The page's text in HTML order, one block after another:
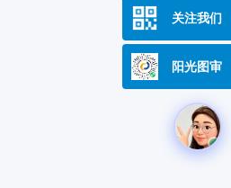
关注我们
阳光图审